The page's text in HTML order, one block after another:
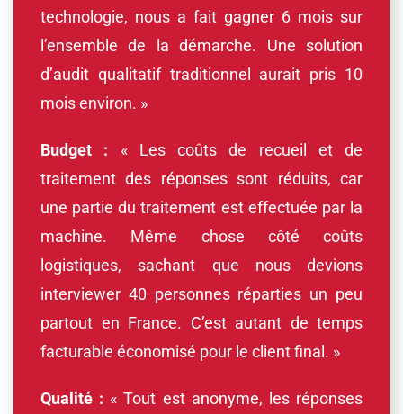
technologie, nous a fait gagner 6 mois sur
l’ensemble de la démarche. Une solution
d’audit qualitatif traditionnel aurait pris 10
mois environ. »
Budget : « Les coûts de recueil et de
traitement des réponses sont réduits, car
une partie du traitement est effectuée par la
machine. Même chose côté coûts
logistiques, sachant que nous devions
interviewer 40 personnes réparties un peu
partout en France. C’est autant de temps
facturable économisé pour le client final. »
Qualité : « Tout est anonyme, les réponses